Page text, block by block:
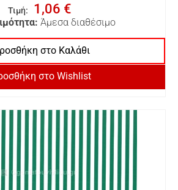
Τιμή: 1,06 €
Άμεσα διαθέσιμο
στο Καλάθι
στο Wishlist